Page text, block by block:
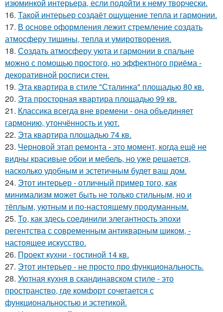
изюминкой интерьера, если подойти к нему творчески.
16. Такой интерьер создаёт ощущение тепла и гармонии.
17. В основе оформления лежит стремление создать
атмосферу тишины, тепла и умиротворения.
18. Создать атмосферу уюта и гармонии в спальне
можно с помощью простого, но эффектного приёма -
декоративной росписи стен.
19. Эта квартира в стиле "Сталинка" площадью 80 кв.
20. Эта просторная квартира площадью 99 кв.
21. Классика всегда вне времени - она объединяет
гармонию, утончённость и уют.
22. Эта квартира площадью 74 кв.
23. Черновой этап ремонта - это момент, когда ещё не
видны красивые обои и мебель, но уже решается,
насколько удобным и эстетичным будет ваш дом.
24. Этот интерьер - отличный пример того, как
минимализм может быть не только стильным, но и
тёплым, уютным и по-настоящему продуманным.
25. То, как здесь соединили элегантность эпохи
регентства с современным антикварным шиком, -
настоящее искусство.
26. Проект кухни - гостиной 14 кв.
27. Этот интерьер - не просто про функциональность.
28. Уютная кухня в скандинавском стиле - это
пространство, где комфорт сочетается с
функциональностью и эстетикой.